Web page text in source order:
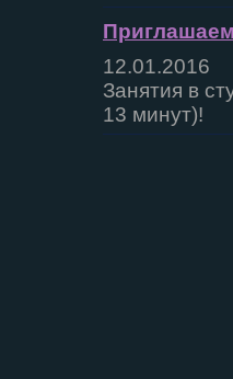
12.01.2016
Занятия в
13 минут)!